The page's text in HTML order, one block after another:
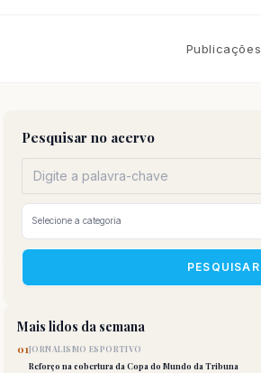
Publicações
Pesquisar no acervo
PESQUISAR
Mais lidos da semana
01JORNALISMO ESPORTIVO
Reforço na cobertura da Copa do Mundo da Tribuna